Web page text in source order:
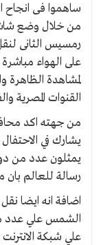
ساهموا فى انجاح
من خلال وضع
رمسيس الثانى
على الهواء مباشرة
لمشاهدة
القنوات المصرية
من جهته اكد
يمثلون عدد من
رسالة للعالم بان
اضافة انه ايضا
الشمس علي عدد من
علي شبكة الانترنت